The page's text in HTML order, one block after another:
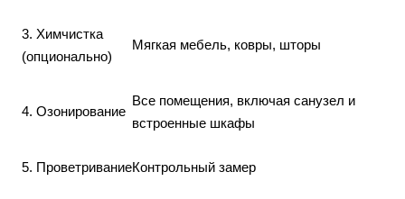
3. Химчистка
(опционально)
Мягкая мебель, ковры, шторы
4. Озонирование
Все помещения, включая санузел и
встроенные шкафы
5. ПроветриваниеКонтрольный замер